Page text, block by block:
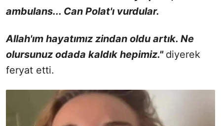
ambulans... Can Polat'ı vurdular.
Allah'ım hayatımız zindan oldu artık. Ne
olursunuz odada kaldık hepimiz." diyerek
feryat etti.